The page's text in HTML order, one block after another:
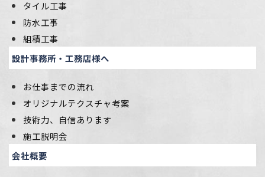
タイル工事
防水工事
組積工事
設計事務所・工務店様へ
お仕事までの流れ
オリジナルテクスチャ考案
技術力、自信あります
施工説明会
会社概要